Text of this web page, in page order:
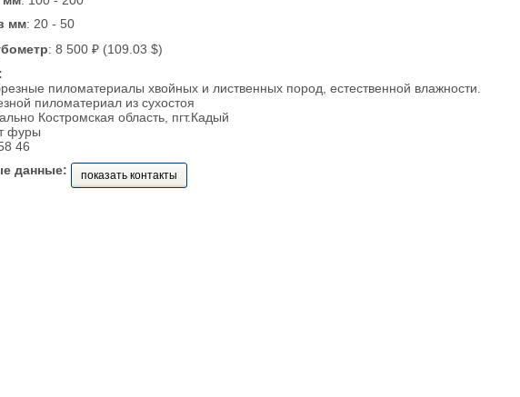
мм: 20 - 50
: 8 500 ₽ (109.03 $)
пиломатериалы хвойных и лиственных пород, естественной влажности.
пиломатериал из сухостоя
Костромская область, пгт.Кадый
фуры
46
данные:
показать контакты